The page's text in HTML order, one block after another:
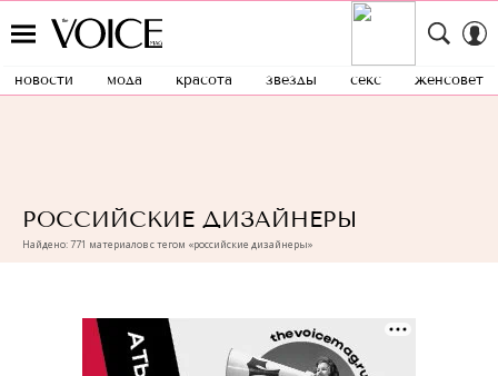
новости мода красота звезды секс женсовет
РОССИЙСКИЕ ДИЗАЙНЕРЫ
Найдено: 771 материалов с тегом «российские дизайнеры»